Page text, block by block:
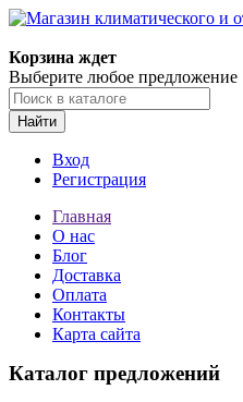
Корзина ждет
Выберите любое предложение
Найти
Вход
Регистрация
Главная
О нас
Блог
Доставка
Оплата
Контакты
Карта сайта
Каталог предложений